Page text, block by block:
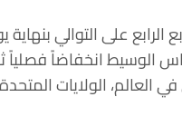
الرابع على التوالي
الوسيط انخفاضاً فصلياً
العالم، الولايات